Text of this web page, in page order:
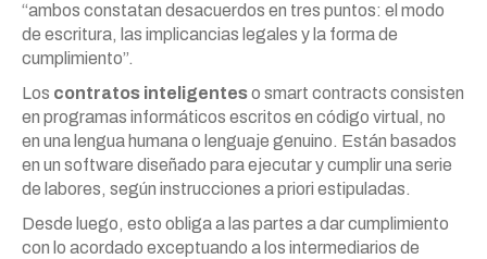
“ambos constatan desacuerdos en tres puntos: el modo
de escritura, las implicancias legales y la forma de
cumplimiento”.
Los contratos inteligenteso smart contracts consisten
en programas informáticos escritos en código virtual, no
en una lengua humana o lenguaje genuino. Están basados
en un software diseñado para ejecutar y cumplir una serie
de labores, según instrucciones a priori estipuladas.
Desde luego, esto obliga a las partes a dar cumplimiento
con lo acordado exceptuando a los intermediarios de